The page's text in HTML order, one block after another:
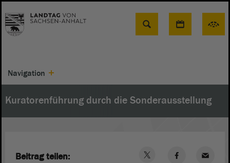
Suche
Navigation
Kuratorenführung durch die Sonderausstellung
Beitrag teilen: